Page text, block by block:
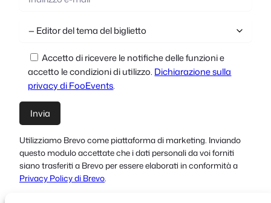
Accetto di ricevere le notifiche delle funzioni e
accetto le condizioni di utilizzo. Dichiarazione sulla
privacy di FooEvents.
Utilizziamo Brevo come piattaforma di marketing. Inviando
questo modulo accettate che i dati personali da voi forniti
siano trasferiti a Brevo per essere elaborati in conformità a
Privacy Policy di Brevo.